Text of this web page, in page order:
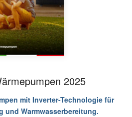
2025
mit Inverter-Technologie für
und Warmwasserbereitung.